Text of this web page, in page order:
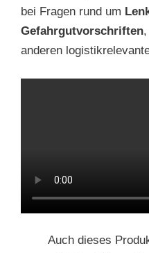
bei Fragen rund um
Gefahrgutvorschriften,
anderen
Auch dieses